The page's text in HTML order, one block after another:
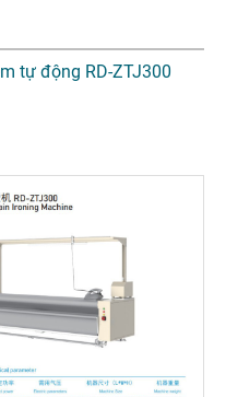
tự động RD-ZTJ300